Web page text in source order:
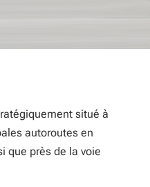
situé à
autoroutes en
que près de la voie